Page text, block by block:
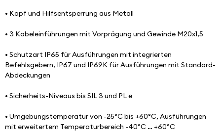
• Kopf und Hilfsentsperrung aus Metall
• 3 Kabeleinführungen mit Vorprägung und Gewinde M20x1,5
• Schutzart IP65 für Ausführungen mit integrierten
Befehlsgebern, IP67 und IP69K für Ausführungen mit Standard-
Abdeckungen
• Sicherheits-Niveaus bis SIL 3 und PL e
• Umgebungstemperatur von -25°C bis +60°C, Ausführungen
mit erweitertem Temperaturbereich -40°C … +60°C